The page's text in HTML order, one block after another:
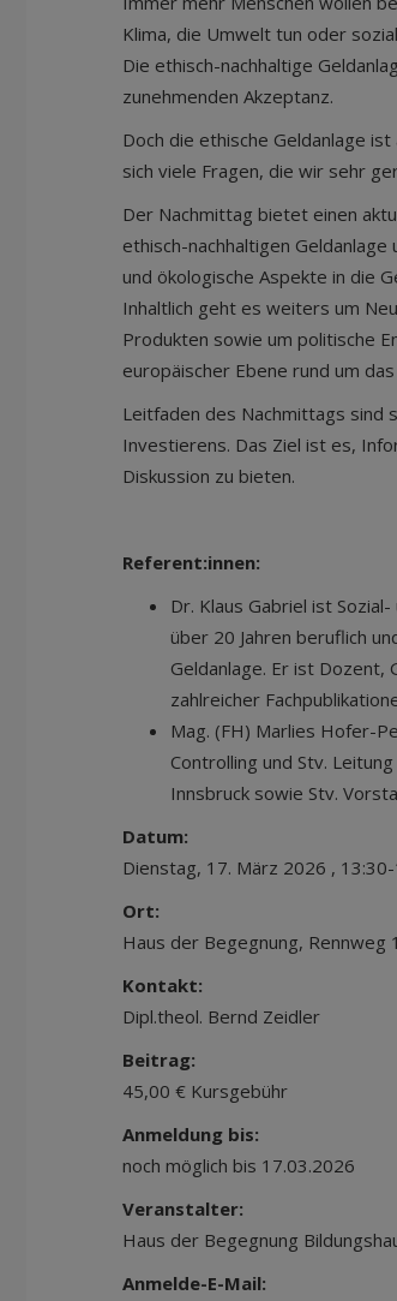
Klima, die Umwelt tun oder
Die ethisch-nachhaltige
zunehmenden Akzeptanz.
Doch die ethische Geldanlage
sich viele Fragen, die wir sehr
Der Nachmittag bietet einen
ethisch-nachhaltigen
und ökologische Aspekte in die
Inhaltlich geht es weiters um
Produkten sowie um politische
europäischer Ebene rund um
Leitfaden des Nachmittags sind
Investierens. Das Ziel ist es,
Diskussion zu bieten.
Referent:innen:
Dr. Klaus Gabriel ist
über 20 Jahren beruflich
Geldanlage. Er ist
zahlreicher
Mag. (FH) Marlies Hofer-
Controlling und Stv.
Innsbruck sowie Stv.
Datum:
Dienstag, 17. März 2026 ,
Ort:
Haus der Begegnung, Rennweg
Kontakt:
Dipl.theol. Bernd Zeidler
Beitrag:
45,00 € Kursgebühr
Anmeldung bis:
noch möglich bis 17.03.2026
Veranstalter:
Haus der Begegnung
Anmelde-E-Mail: